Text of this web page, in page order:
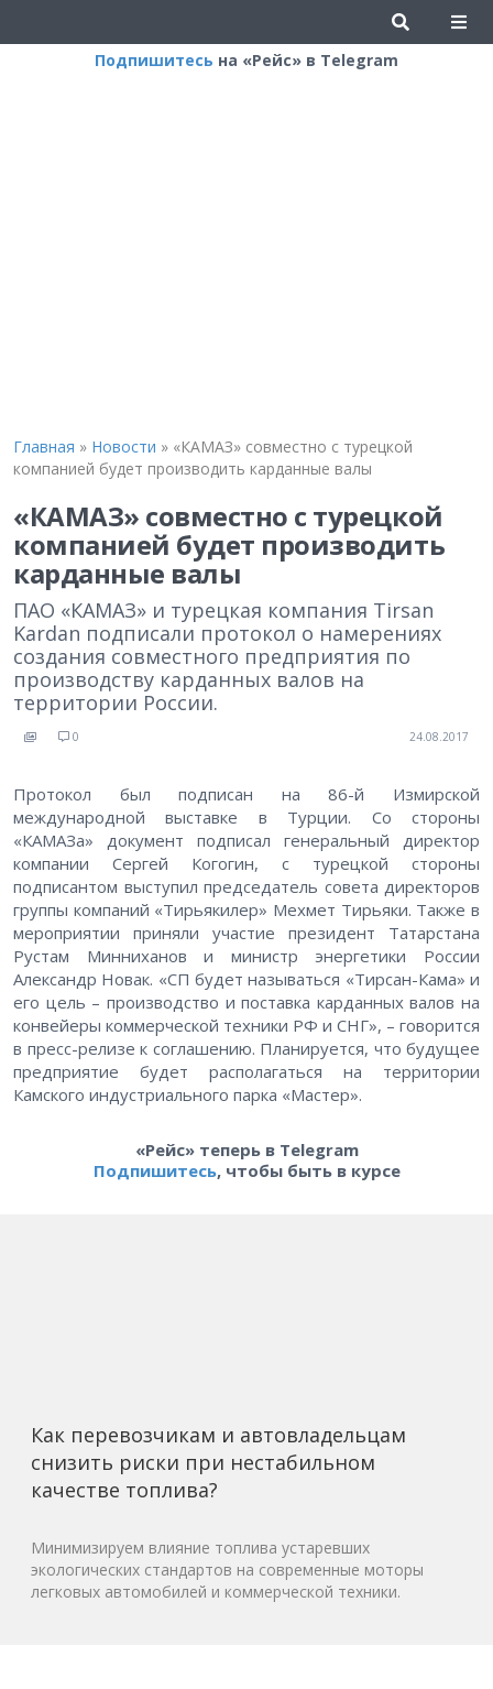
Подпишитесь на «Рейс» в Telegram
Главная » Новости » «КАМАЗ» совместно с турецкой
компанией будет производить карданные валы
«КАМАЗ» совместно с турецкой
компанией будет производить
карданные валы
ПАО «КАМАЗ» и турецкая компания Tirsan
Kardan подписали протокол о намерениях
создания совместного предприятия по
производству карданных валов на
территории России.
0 24.08.2017
Протокол был подписан на 86-й Измирской
международной выставке в Турции. Со стороны
«КАМАЗа» документ подписал генеральный директор
компании Сергей Когогин, с турецкой стороны
подписантом выступил председатель совета директоров
группы компаний «Тирьякилер» Мехмет Тирьяки. Также в
мероприятии приняли участие президент Татарстана
Рустам Минниханов и министр энергетики России
Александр Новак. «СП будет называться «Тирсан-Кама» и
его цель – производство и поставка карданных валов на
конвейеры коммерческой техники РФ и СНГ», – говорится
в пресс-релизе к соглашению. Планируется, что будущее
предприятие будет располагаться на территории
Камского индустриального парка «Мастер».
«Рейс» теперь в Telegram
Подпишитесь, чтобы быть в курсе
Как перевозчикам и автовладельцам
снизить риски при нестабильном
качестве топлива?
Минимизируем влияние топлива устаревших
экологических стандартов на современные моторы
легковых автомобилей и коммерческой техники.